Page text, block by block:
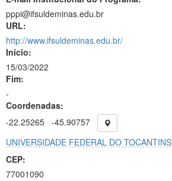
pppi@ifsuldeminas.edu.br
URL:
http://www.ifsuldeminas.edu.br/
Início:
15/03/2022
Fim:
-
Coordenadas:
-22.25265 -45.90757
UNIVERSIDADE FEDERAL DO TOCANTINS
CEP:
77001090